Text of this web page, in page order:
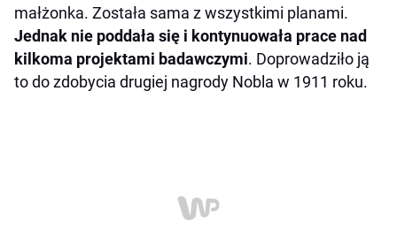
małżonka. Została sama z wszystkimi planami.
Jednak nie poddała się i kontynuowała prace nad
kilkoma projektami badawczymi. Doprowadziło ją
to do zdobycia drugiej nagrody Nobla w 1911 roku.